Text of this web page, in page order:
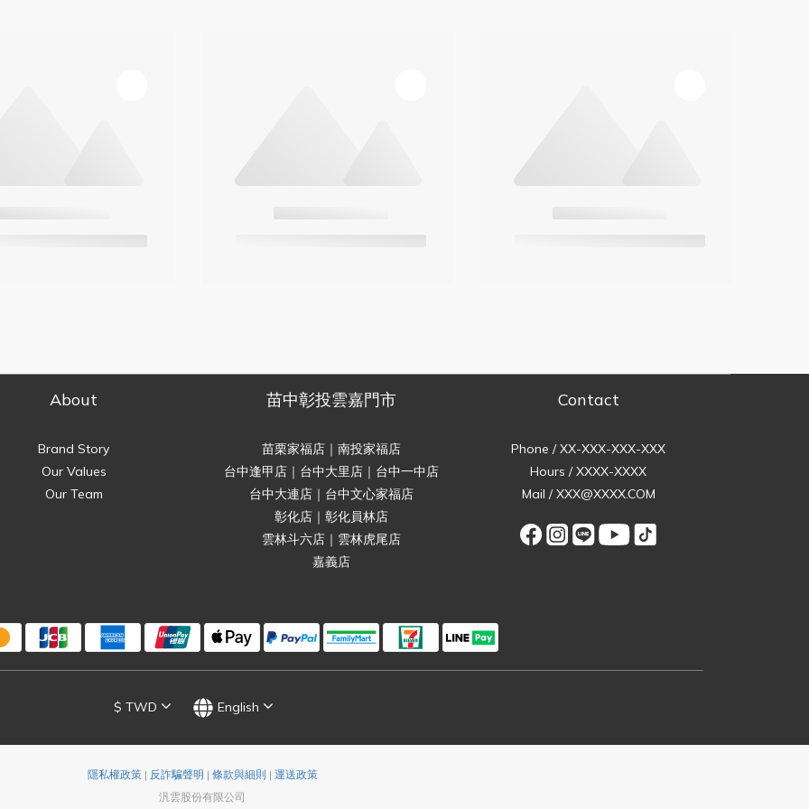
About
Brand Story
Our Values
Our Team
苗中彰投雲嘉門市
苗栗家福店｜南投家福店
台中逢甲店｜台中大里店｜台中一中店
台中大連店｜台中文心家福店
彰化店｜彰化員林店
雲林斗六店｜雲林虎尾店
嘉義店
Contact
Phone / XX-XXX-XXX-XXX
Hours / XXXX-XXXX
Mail / XXX@XXXX.COM
$ TWD English
隱私權政策| 反詐騙聲明 | 條款與細則 | 運送政策
汎雲股份有限公司